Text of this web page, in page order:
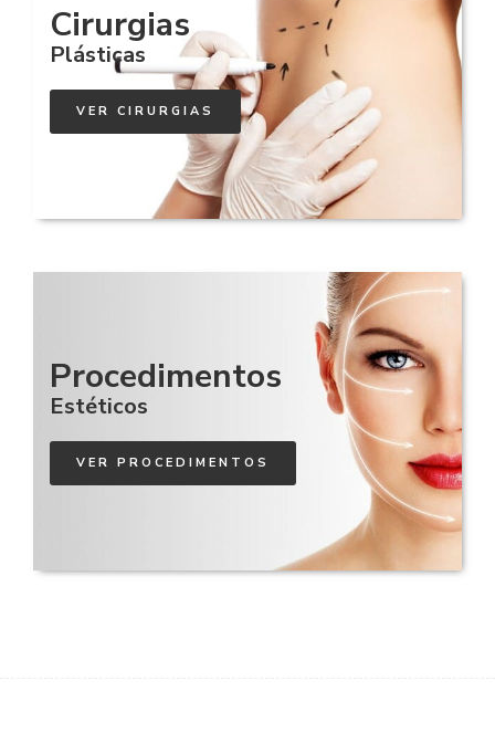
Cirurgias
Plásticas
VER CIRURGIAS
Procedimentos
Estéticos
VER PROCEDIMENTOS